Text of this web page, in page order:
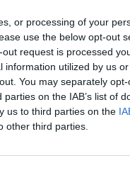
or processing of your
use the below opt-out
request is processed
utilized by us
You may separately
on the IAB’s list of
us to third parties on the
other third parties.
Catalunya al
Mossos del delito
a pesar de que
el exdirector de
César Puig.
una pena de
de
la Sala de lo Penal